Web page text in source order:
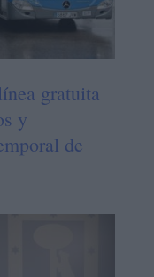
gratuita
y
de